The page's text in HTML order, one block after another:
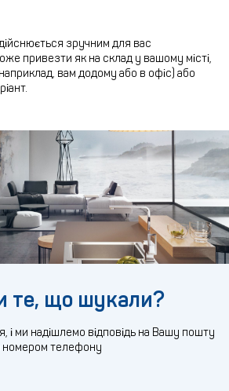
зручним для вас
привезти як на склад у вашому місті,
вам додому або в офіс) або
те, що шукали?
і ми надішлемо відповідь на Вашу пошту
номером телефону